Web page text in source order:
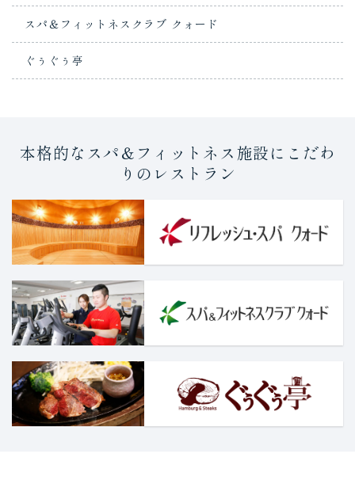
スパ＆フィットネスクラブ クォード
ぐぅぐぅ亭
本格的なスパ＆フィットネス施設にこだわ
りのレストラン